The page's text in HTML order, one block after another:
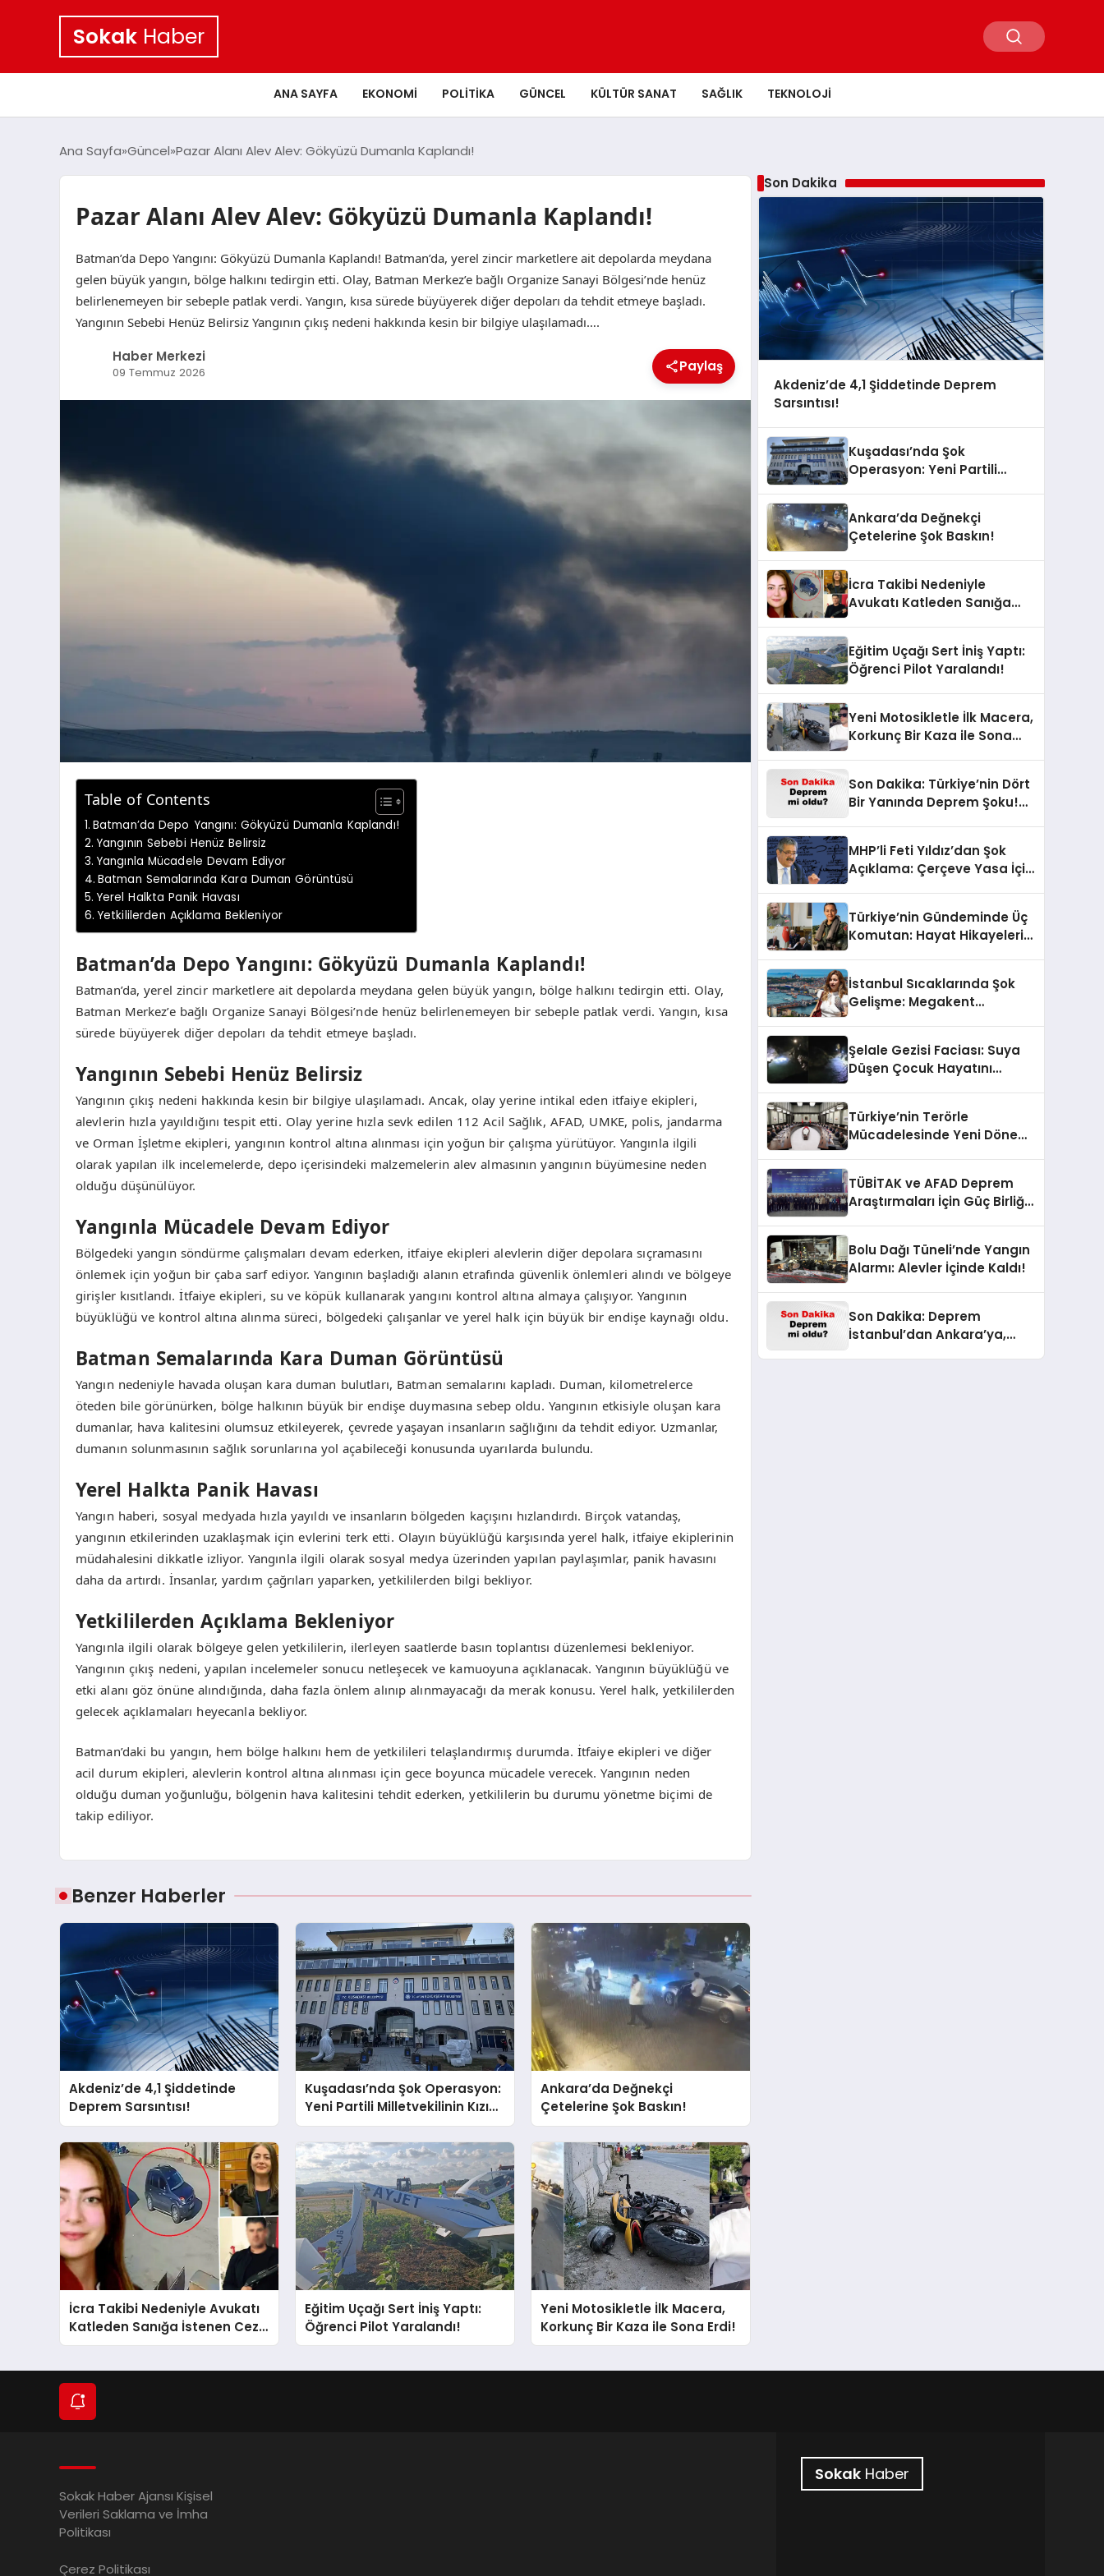
Sokak Haber
ANA SAYFA EKONOMI POLITIKA GÜNCEL KÜLTÜR SANAT SAĞLIK TEKNOLOJI
Ana Sayfa Güncel Pazar Alanı Alev Alev: Gökyüzü Dumanla Kaplandı!
Pazar Alanı Alev Alev: Gökyüzü Dumanla Kaplandı!
Batman’da Depo Yangını: Gökyüzü Dumanla Kaplandı! Batman’da, yerel zincir marketlere ait depolarda meydana
gelen büyük yangın, bölge halkını tedirgin etti. Olay, Batman Merkez’e bağlı Organize Sanayi Bölgesi’nde henüz
belirlenemeyen bir sebeple patlak verdi. Yangın, kısa sürede büyüyerek diğer depoları da tehdit etmeye başladı.
Yangının Sebebi Henüz Belirsiz Yangının çıkış nedeni hakkında kesin bir bilgiye ulaşılamadı….
Haber Merkezi
09 Temmuz 2026 Paylaş
Table of Contents
Batman’da Depo Yangını: Gökyüzü Dumanla Kaplandı!
Yangının Sebebi Henüz Belirsiz
Yangınla Mücadele Devam Ediyor
Batman Semalarında Kara Duman Görüntüsü
Yerel Halkta Panik Havası
Yetkililerden Açıklama Bekleniyor
Batman’da Depo Yangını: Gökyüzü Dumanla Kaplandı!
Batman’da, yerel zincir marketlere ait depolarda meydana gelen büyük yangın, bölge halkını tedirgin etti. Olay,
Batman Merkez’e bağlı Organize Sanayi Bölgesi’nde henüz belirlenemeyen bir sebeple patlak verdi. Yangın, kısa
sürede büyüyerek diğer depoları da tehdit etmeye başladı.
Yangının Sebebi Henüz Belirsiz
Yangının çıkış nedeni hakkında kesin bir bilgiye ulaşılamadı. Ancak, olay yerine intikal eden itfaiye ekipleri,
alevlerin hızla yayıldığını tespit etti. Olay yerine hızla sevk edilen 112 Acil Sağlık, AFAD, UMKE, polis, jandarma
ve Orman İşletme ekipleri, yangının kontrol altına alınması için yoğun bir çalışma yürütüyor. Yangınla ilgili
olarak yapılan ilk incelemelerde, depo içerisindeki malzemelerin alev almasının yangının büyümesine neden
olduğu düşünülüyor.
Yangınla Mücadele Devam Ediyor
Bölgedeki yangın söndürme çalışmaları devam ederken, itfaiye ekipleri alevlerin diğer depolara sıçramasını
önlemek için yoğun bir çaba sarf ediyor. Yangının başladığı alanın etrafında güvenlik önlemleri alındı ve bölgeye
girişler kısıtlandı. İtfaiye ekipleri, su ve köpük kullanarak yangını kontrol altına almaya çalışıyor. Yangının
büyüklüğü ve kontrol altına alınma süreci, bölgedeki çalışanlar ve yerel halk için büyük bir endişe kaynağı oldu.
Batman Semalarında Kara Duman Görüntüsü
Yangın nedeniyle havada oluşan kara duman bulutları, Batman semalarını kapladı. Duman, kilometrelerce
öteden bile görünürken, bölge halkının büyük bir endişe duymasına sebep oldu. Yangının etkisiyle oluşan kara
dumanlar, hava kalitesini olumsuz etkileyerek, çevrede yaşayan insanların sağlığını da tehdit ediyor. Uzmanlar,
dumanın solunmasının sağlık sorunlarına yol açabileceği konusunda uyarılarda bulundu.
Yerel Halkta Panik Havası
Yangın haberi, sosyal medyada hızla yayıldı ve insanların bölgeden kaçışını hızlandırdı. Birçok vatandaş,
yangının etkilerinden uzaklaşmak için evlerini terk etti. Olayın büyüklüğü karşısında yerel halk, itfaiye ekiplerinin
müdahalesini dikkatle izliyor. Yangınla ilgili olarak sosyal medya üzerinden yapılan paylaşımlar, panik havasını
daha da artırdı. İnsanlar, yardım çağrıları yaparken, yetkililerden bilgi bekliyor.
Yetkililerden Açıklama Bekleniyor
Yangınla ilgili olarak bölgeye gelen yetkililerin, ilerleyen saatlerde basın toplantısı düzenlemesi bekleniyor.
Yangının çıkış nedeni, yapılan incelemeler sonucu netleşecek ve kamuoyuna açıklanacak. Yangının büyüklüğü ve
etki alanı göz önüne alındığında, daha fazla önlem alınıp alınmayacağı da merak konusu. Yerel halk, yetkililerden
gelecek açıklamaları heyecanla bekliyor.
Batman’daki bu yangın, hem bölge halkını hem de yetkilileri telaşlandırmış durumda. İtfaiye ekipleri ve diğer
acil durum ekipleri, alevlerin kontrol altına alınması için gece boyunca mücadele verecek. Yangının neden
olduğu duman yoğunluğu, bölgenin hava kalitesini tehdit ederken, yetkililerin bu durumu yönetme biçimi de
takip ediliyor.
Benzer Haberler
Akdeniz’de 4,1 Şiddetinde
Deprem Sarsıntısı!
Kuşadası’nda Şok Operasyon:
Yeni Partili Milletvekilinin Kızı
ve Damadı Gözaltında!
Ankara’da Değnekçi
Çetelerine Şok Baskın!
İcra Takibi Nedeniyle Avukatı
Katleden Sanığa İstenen Ceza
Belli Oldu!
Eğitim Uçağı Sert İniş Yaptı:
Öğrenci Pilot Yaralandı!
Yeni Motosikletle İlk Macera,
Korkunç Bir Kaza ile Sona Erdi!
Son Dakika
Akdeniz’de 4,1 Şiddetinde Deprem
Sarsıntısı!
Kuşadası’nda Şok
Operasyon: Yeni Partili
Ankara’da Değnekçi
Çetelerine Şok Baskın!
İcra Takibi Nedeniyle
Avukatı Katleden Sanığa
Eğitim Uçağı Sert İniş Yaptı:
Öğrenci Pilot Yaralandı!
Yeni Motosikletle İlk Macera,
Korkunç Bir Kaza ile Sona
Son Dakika: Türkiye’nin Dört
Bir Yanında Deprem Şoku!
MHP’li Feti Yıldız’dan Şok
Açıklama: Çerçeve Yasa İçin
Türkiye’nin Gündeminde Üç
Komutan: Hayat Hikayeleri
İstanbul Sıcaklarında Şok
Gelişme: Megakent
Şelale Gezisi Faciası: Suya
Düşen Çocuk Hayatını
Türkiye’nin Terörle
Mücadelesinde Yeni Dönem:
TÜBİTAK ve AFAD Deprem
Araştırmaları İçin Güç Birliği
Bolu Dağı Tüneli’nde Yangın
Alarmı: Alevler İçinde Kaldı!
Son Dakika: Deprem
İstanbul’dan Ankara’ya,
Sokak Haber Ajansı Kişisel
Verileri Saklama ve İmha
Politikası
Çerez Politikası
SokakHaber